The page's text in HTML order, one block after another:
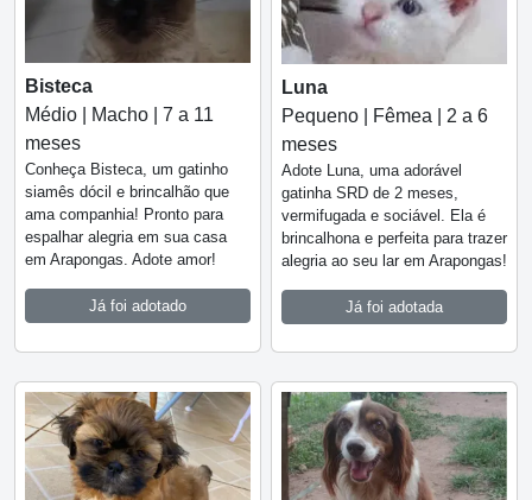
Bisteca
Médio | Macho | 7 a 11
meses
Conheça Bisteca, um gatinho
siamês dócil e brincalhão que
ama companhia! Pronto para
espalhar alegria em sua casa
em Arapongas. Adote amor!
Já foi adotado
Luna
Pequeno | Fêmea | 2 a 6
meses
Adote Luna, uma adorável
gatinha SRD de 2 meses,
vermifugada e sociável. Ela é
brincalhona e perfeita para trazer
alegria ao seu lar em Arapongas!
Já foi adotada